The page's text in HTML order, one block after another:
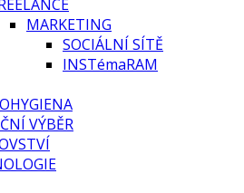
MARKETING
SOCIÁLNÍ SÍTĚ
INSTémaRAM
VÝBĚR